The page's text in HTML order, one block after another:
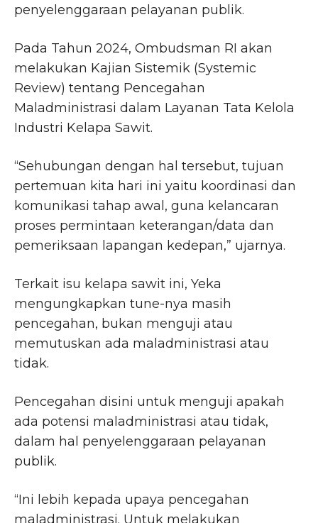
penyelenggaraan pelayanan publik.
Pada Tahun 2024, Ombudsman RI akan
melakukan Kajian Sistemik (Systemic
Review) tentang Pencegahan
Maladministrasi dalam Layanan Tata Kelola
Industri Kelapa Sawit.
“Sehubungan dengan hal tersebut, tujuan
pertemuan kita hari ini yaitu koordinasi dan
komunikasi tahap awal, guna kelancaran
proses permintaan keterangan/data dan
pemeriksaan lapangan kedepan,” ujarnya.
Terkait isu kelapa sawit ini, Yeka
mengungkapkan tune-nya masih
pencegahan, bukan menguji atau
memutuskan ada maladministrasi atau
tidak.
Pencegahan disini untuk menguji apakah
ada potensi maladministrasi atau tidak,
dalam hal penyelenggaraan pelayanan
publik.
“Ini lebih kepada upaya pencegahan
maladministrasi. Untuk melakukan